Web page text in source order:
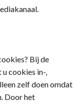
Bij de
cookies in-,
zelf doen omdat
Door het